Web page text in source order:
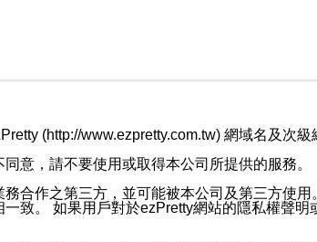
(http://www.ezpretty.com.tw) 網域名及次
意，請不要使用或取得本公司所提供的服務。
合作之第三方，並可能被本公司及第三方使
致。 如果用戶對於ezPretty網站的隱私權聲